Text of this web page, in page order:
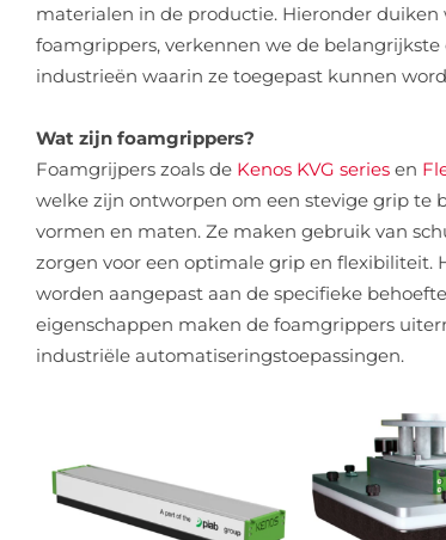
materialen in de productie. Hieronder
foamgrippers, verkennen we de
industrieën waarin ze toegepast kunnen
Wat zijn foamgrippers?
Foamgrijpers zoals de Kenos KVG series en
welke zijn ontworpen om een stevige grip te
vormen en maten. Ze maken gebruik van
zorgen voor een optimale grip en
worden aangepast aan de specifieke
eigenschappen maken de foamgrippers
industriële automatiseringstoepassingen.